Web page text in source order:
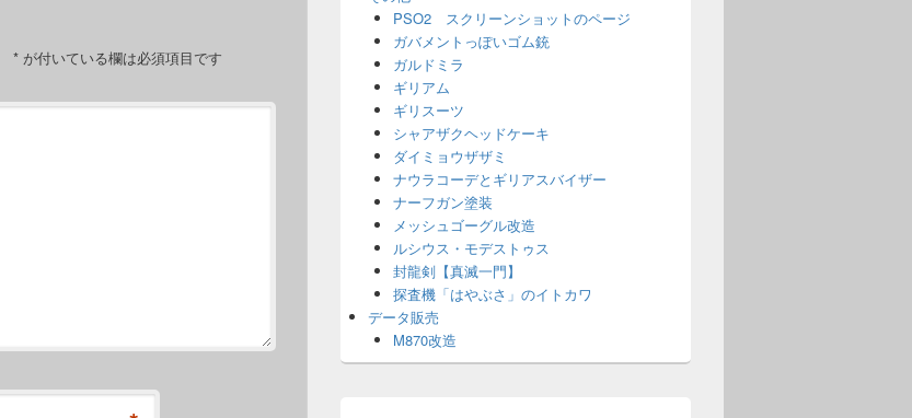
* が付いている欄は必須項目です
PSO2 スクリーンショットのページ
ガバメントっぽいゴム銃
ガルドミラ
ギリアム
ギリスーツ
シャアザクヘッドケーキ
ダイミョウザザミ
ナウラコーデとギリアスバイザー
ナーフガン塗装
メッシュゴーグル改造
ルシウス・モデストゥス
封龍剣【真滅一門】
探査機「はやぶさ」のイトカワ
データ販売
M870改造